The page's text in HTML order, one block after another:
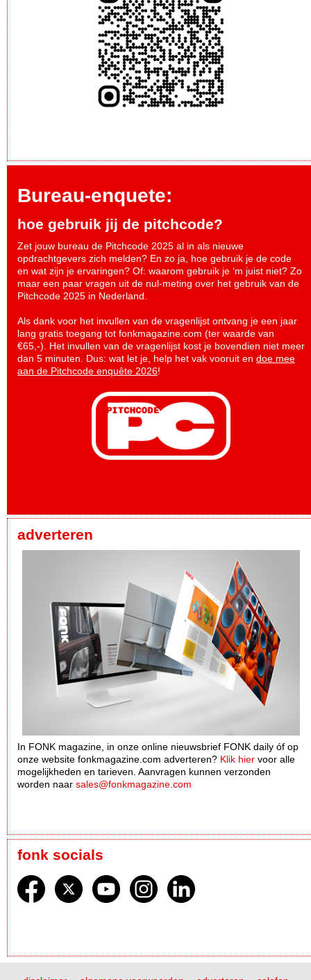
Bureau-enquete:
hoe gebruik jij de pitchcode?
Zet jouw bureau de Pitchcode 2025 al in als nieuwe
opdrachtgevers zich melden? En zo ja, hoe gebruik je de code
en wat zijn je ervaringen? Of: waarom gebruik je ‘m juist niet? Zo
maar een paar vragen uit de nul-meting over het gebruik van de
Pitchcode 2025 in Nederland.
Als dank voor het invullen van de vragenlijst ontvang je een jaar
lang gratis toegang tot fonkmagazine.com (ter waarde van
€65,-). Het invullen van de vragenlijst kost je bovendien niet meer
dan 5 minuten. Dus: wat let je, help het vak vooruit en doe mee
aan de Pitchcode enquête 2026!
adverteren
In FONK magazine, in onze online nieuwsbrief FONK daily óf op
onze website fonkmagazine.com adverteren? Klik hier voor alle
mogelijkheden en tarieven. Aanvragen kunnen verzonden
worden naar sales@fonkmagazine.com
fonk socials